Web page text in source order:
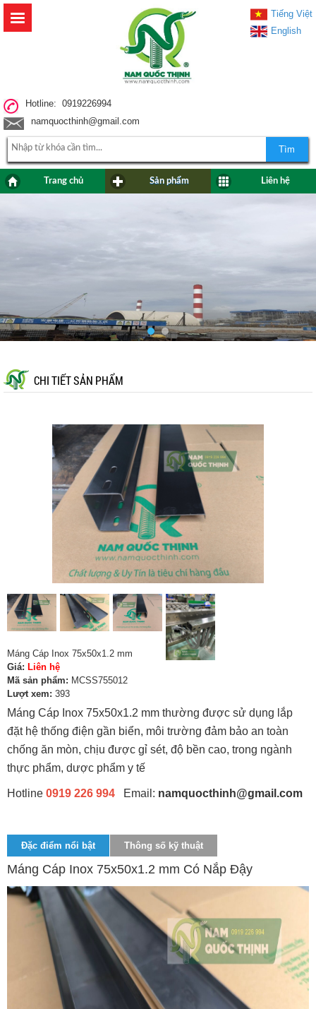
Hotline: 0919226994
namquocthinh@gmail.com
Tiếng Việt
English
Tìm
Trang chủ Sản phẩm Liên hệ
CHI TIẾT SẢN PHẨM
Máng Cáp Inox 75x50x1.2 mm
Giá: Liên hệ
Mã sản phẩm: MCSS755012
Lượt xem: 393
Máng Cáp Inox 75x50x1.2 mm thường được sử dụng lắp
đặt hệ thống điện gần biển, môi trường đảm bảo an toàn
chống ăn mòn, chịu được gỉ sét, độ bền cao, trong ngành
thực phẩm, dược phẩm y tế
Hotline 0919 226 994 Email: namquocthinh@gmail.com
Đặc điểm nổi bật Thông số kỹ thuật
Máng Cáp Inox 75x50x1.2 mm Có Nắp Đậy